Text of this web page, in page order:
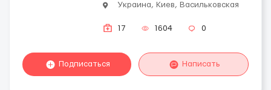
Украина, Киев, Васильковская
17 1604 0
Подписаться Написать